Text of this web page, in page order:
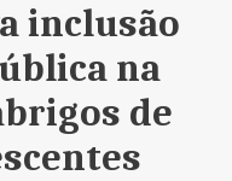
inclusão
na
de